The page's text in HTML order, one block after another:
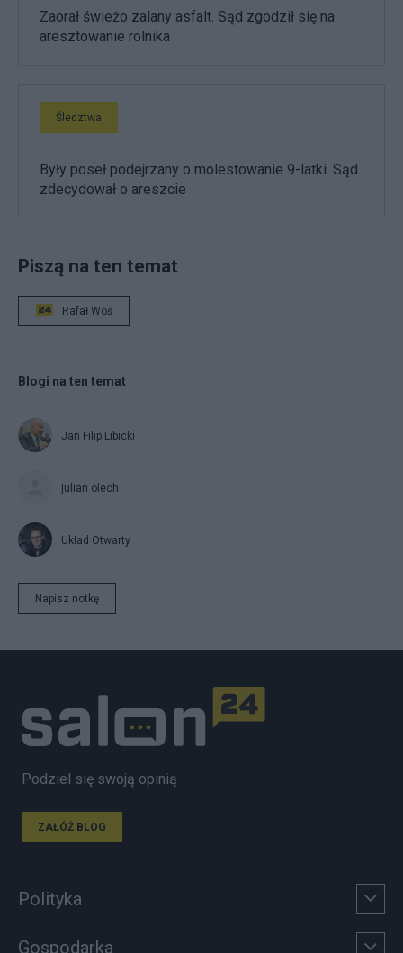
Zaorał świeżo zalany asfalt. Sąd zgodził się na
aresztowanie rolnika
Śledztwa
Były poseł podejrzany o molestowanie 9-latki. Sąd
zdecydował o areszcie
Piszą na ten temat
Rafał Woś
Blogi na ten temat
Jan Filip Libicki
julian olech
Układ Otwarty
Napisz notkę
Podziel się swoją opinią
ZAŁÓŻ BLOG
Polityka
Gospodarka